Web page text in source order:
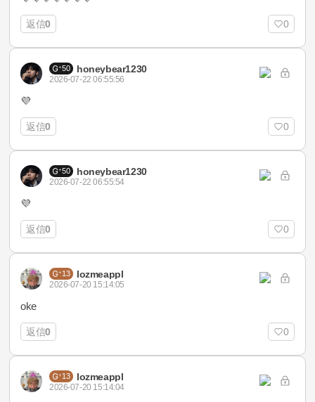
返信0 0
50 honeybear1230
2026-07-22 06:55:56
💜
返信0 0
50 honeybear1230
2026-07-22 06:55:54
💜
返信0 0
13 lozmeappl
2026-07-20 15:14:05
oke
返信0 0
13 lozmeappl
2026-07-20 15:14:04